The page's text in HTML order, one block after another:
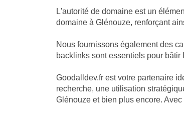
L'autorité de domaine est un
domaine à Glénouze, renforçant
Nous fournissons également des
backlinks sont essentiels pour
Goodalldev.fr est votre partenaire
recherche, une utilisation
Glénouze et bien plus encore.